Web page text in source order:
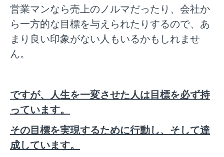
営業マンなら売上のノルマだったり、会社か
ら一方的な目標を与えられたりするので、あ
まり良い印象がない人もいるかもしれませ
ん。
ですが、人生を一変させた人は目標を必ず持
っています。
その目標を実現するために行動し、そして達
成しています。